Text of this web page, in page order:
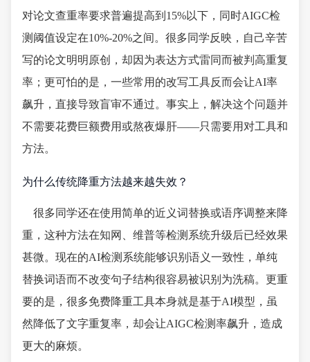
对论文查重率要求普遍提高到15%以下，同时AIGC检
测阈值设定在10%-20%之间。很多同学反映，自己辛苦
写的论文明明原创，却因为表达方式雷同而被判高重复
率；更可怕的是，一些常用的改写工具反而会让AI率
飙升，直接导致盲审不通过。事实上，解决这个问题并
不需要花费巨额费用或熬夜爆肝——只需要用对工具和
方法。
为什么传统降重方法越来越失效？
很多同学还在使用简单的近义词替换或语序调整来降
重，这种方法在知网、维普等检测系统升级后已经效果
甚微。现在的AI检测系统能够识别语义一致性，单纯
替换词语而不改变句子结构很容易被识别为洗稿。更重
要的是，很多免费降重工具本身就是基于AI模型，虽
然降低了文字重复率，却会让AIGC检测率飙升，造成
更大的麻烦。